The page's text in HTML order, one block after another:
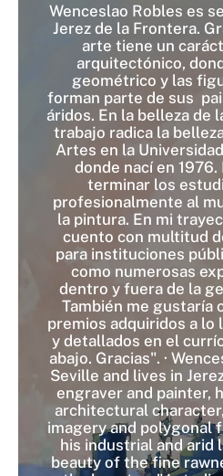
Wenceslao Robles es
Jerez de la Frontera.
arte tiene un
arquitectónico,
geométrico y las
forman parte de sus
áridos. En la belleza de
trabajo radica la
Artes en la
donde nací en
terminar los
profesionalmente al
la pintura. En mi
cuento con multitud
para instituciones
como numerosas
dentro y fuera de la
También me gustaría
premios adquiridos a lo
y detallados en el
abajo. Gracias". ·
Seville and lives in
engraver and painter,
architectural
imagery and polygonal
his industrial and arid
beauty of the fine